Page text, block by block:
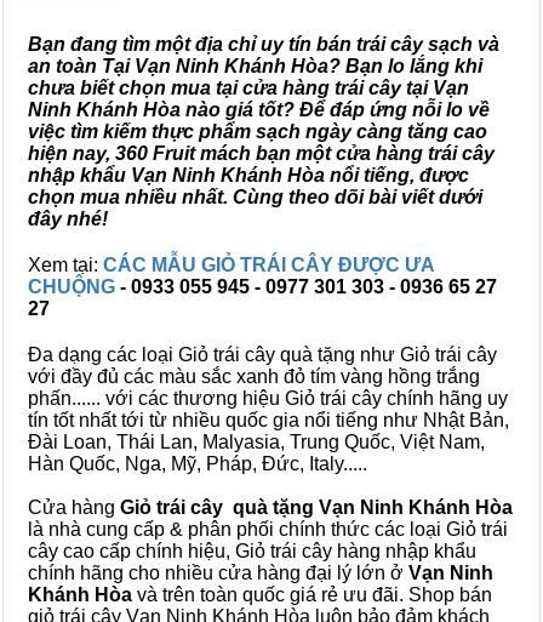
Bạn đang tìm một địa chỉ uy tín bán trái cây sạch và
an toàn Tại Vạn Ninh Khánh Hòa? Bạn lo lắng khi
chưa biết chọn mua tại cửa hàng trái cây tại Vạn
Ninh Khánh Hòa nào giá tốt? Để đáp ứng nỗi lo về
việc tìm kiếm thực phẩm sạch ngày càng tăng cao
hiện nay, 360 Fruit mách bạn một cửa hàng trái cây
nhập khẩu Vạn Ninh Khánh Hòa nổi tiếng, được
chọn mua nhiều nhất. Cùng theo dõi bài viết dưới
đây nhé!
Xem tại: CÁC MẪU GIỎ TRÁI CÂY ĐƯỢC ƯA
CHUỘNG - 0933 055 945 - 0977 301 303 - 0936 65 27
27
Đa dạng các loại Giỏ trái cây quà tặng như Giỏ trái cây
với đầy đủ các màu sắc xanh đỏ tím vàng hồng trắng
phấn...... với các thương hiệu Giỏ trái cây chính hãng uy
tín tốt nhất tới từ nhiều quốc gia nổi tiếng như Nhật Bản,
Đài Loan, Thái Lan, Malyasia, Trung Quốc, Việt Nam,
Hàn Quốc, Nga, Mỹ, Pháp, Đức, Italy.....
Cửa hàng Giỏ trái cây quà tặng Vạn Ninh Khánh Hòa
là nhà cung cấp & phân phối chính thức các loại Giỏ trái
cây cao cấp chính hiệu, Giỏ trái cây hàng nhập khẩu
chính hãng cho nhiều cửa hàng đại lý lớn ở Vạn Ninh
Khánh Hòa và trên toàn quốc giá rẻ ưu đãi. Shop bán
giỏ trái cây Vạn Ninh Khánh Hòa luôn bảo đảm khách